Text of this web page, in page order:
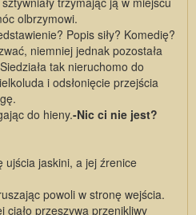
olbrzymowi.
Popis siły? Komedię?
niemniej jednak pozostała
tak nieruchomo do
i odsłonięcie przejścia
do hieny.-Nic ci nie jest?
ujścia jaskini, a jej źrenice
powoli w stronę wejścia.
ciało przeszywa przenikliwy